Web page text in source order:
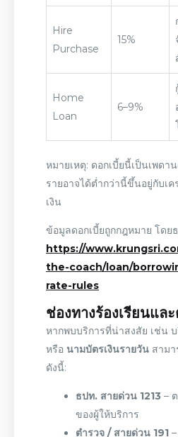
Hire
Purchase
15%
Home
Loan
6–9%
หมายเหตุ: ดอกเบี้ยนี้เป็นเพดา
รายอาจได้ต่ำกว่านี้ขึ้นอยู่กับเ
เงิน
ข้อมูลดอกเบี้ยถูกกฎหมาย โดย
https://
the-coach/loan/
rate-rules
ช่องทางร้องเรียนแล
หากพบบริการที่น่าสงสัย เช่น
หรือ นามบัตรเงินรายวัน สาม
ดังนี้:
ธปท. สายด่วน 1213 –
ของผู้ให้บริการ
ตำรวจ / สายด่วน 191